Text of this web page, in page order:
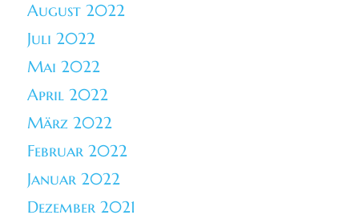
August 2022
Juli 2022
Mai 2022
April 2022
März 2022
Februar 2022
Januar 2022
Dezember 2021